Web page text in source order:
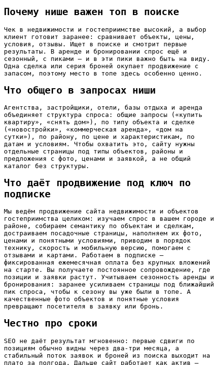
Почему нише важен топ в поиске
Чек в недвижимости и гостеприимстве высокий, а выбор
клиент готовит заранее: сравнивает объекты, цены,
условия, отзывы. Ищет в поиске и смотрит первые
результаты. В аренде и бронировании спрос ещё и
сезонный, с пиками — и в эти пики важно быть на виду.
Одна сделка или серия броней окупает продвижение с
запасом, поэтому место в топе здесь особенно ценно.
Что общего в запросах ниши
Агентства, застройщики, отели, базы отдыха и аренда
объединяет структура спроса: общие запросы («купить
квартиру», «снять дом»), по типу объекта и сделке
(«новостройки», «коммерческая аренда», «дом на
сутки»), по району, по цене и характеристикам, по
датам и условиям. Чтобы охватить это, сайту нужны
отдельные страницы под типы объектов, районы и
предложения с фото, ценами и заявкой, а не общий
каталог без структуры.
Что даёт продвижение под ключ по
подписке
Мы ведём продвижение сайта недвижимости и объектов
гостеприимства целиком: изучаем спрос в вашем городе и
районе, собираем семантику по объектам и сделкам,
достраиваем посадочные страницы, наполняем их фото,
ценами и понятными условиями, приводим в порядок
технику, скорость и мобильную версию, помогаем с
отзывами и картами. Работаем в подписке —
фиксированная ежемесячная оплата без крупных вложений
на старте. Вы получаете постоянное сопровождение, где
позиции и заявки растут. Учитываем сезонность аренды и
бронирования: заранее усиливаем страницы под ближайший
пик спроса, чтобы к сезону вы уже были в топе. А
качественные фото объектов и понятные условия
превращают посетителя в заявку или бронь.
Честно про сроки
SEO не даёт результат мгновенно: первые сдвиги по
позициям обычно видны через два-три месяца, а
стабильный поток заявок и броней из поиска выходит на
плато за полгода. Дальше сайт работает как актив —